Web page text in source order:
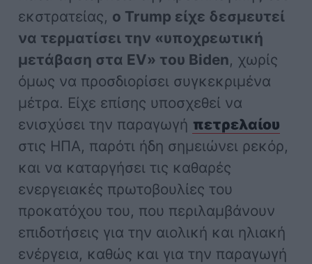
εκστρατείας, ο Trump είχε δεσμευτεί
να τερματίσει την «υποχρεωτική
μετάβαση στα EV» του Biden, χωρίς
όμως να προσδιορίσει συγκεκριμένα
μέτρα. Είχε επίσης υποσχεθεί να
ενισχύσει την παραγωγή πετρελαίου
στις ΗΠΑ, παρότι ήδη σημειώνει ρεκόρ,
και να καταργήσει τις καθαρές
ενεργειακές πρωτοβουλίες του
προκατόχου του, που περιλαμβάνουν
επιδοτήσεις για την αιολική και ηλιακή
ενέργεια, καθώς και για την παραγωγή